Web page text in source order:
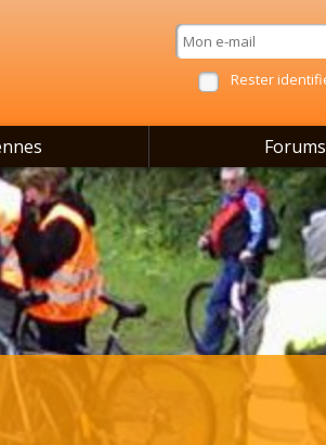
Rester
Forums